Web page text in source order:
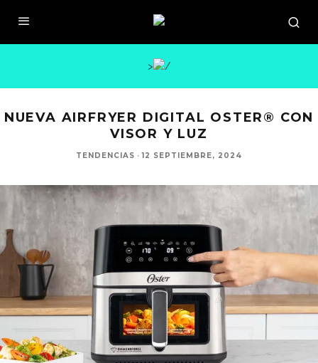
>
NUEVA AIRFRYER DIGITAL OSTER® CON
VISOR Y LUZ
TENDENCIAS · 12 SEPTIEMBRE, 2024